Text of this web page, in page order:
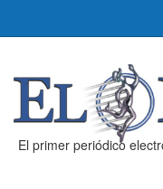
El primer periódico